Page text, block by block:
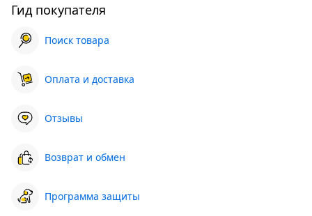
Гид покупателя
Поиск товара
Оплата и доставка
Отзывы
Возврат и обмен
Программа защиты